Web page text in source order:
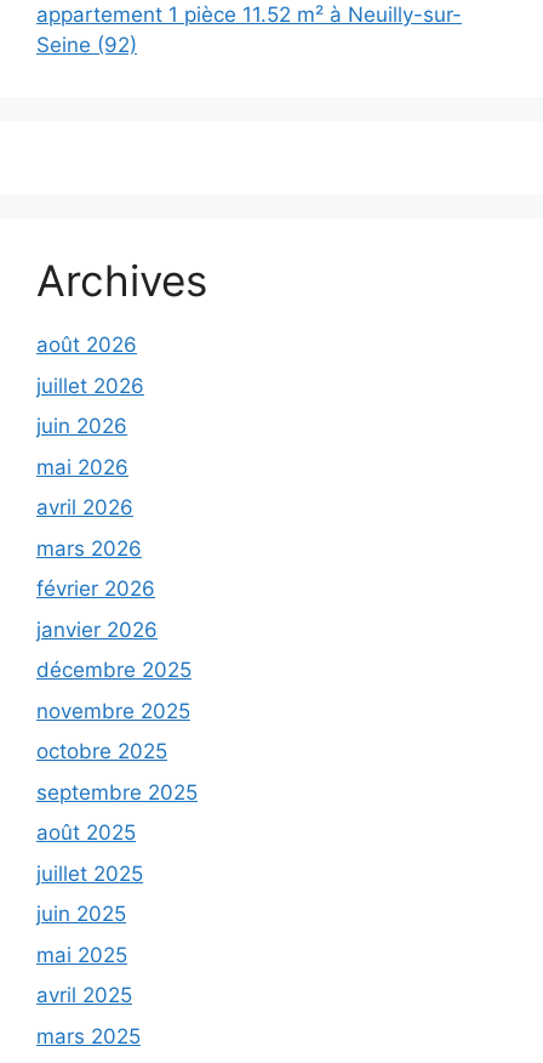
appartement 1 pièce 11.52 m² à Neuilly-sur-
Seine (92)
Archives
août 2026
juillet 2026
juin 2026
mai 2026
avril 2026
mars 2026
février 2026
janvier 2026
décembre 2025
novembre 2025
octobre 2025
septembre 2025
août 2025
juillet 2025
juin 2025
mai 2025
avril 2025
mars 2025